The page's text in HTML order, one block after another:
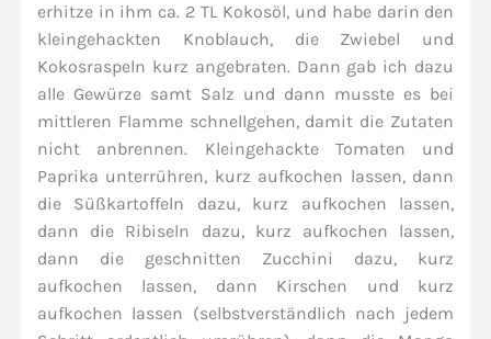
erhitze in ihm ca. 2 TL Kokosöl, und habe darin den
kleingehackten Knoblauch, die Zwiebel und
Kokosraspeln kurz angebraten. Dann gab ich dazu
alle Gewürze samt Salz und dann musste es bei
mittleren Flamme schnellgehen, damit die Zutaten
nicht anbrennen. Kleingehackte Tomaten und
Paprika unterrühren, kurz aufkochen lassen, dann
die Süßkartoffeln dazu, kurz aufkochen lassen,
dann die Ribiseln dazu, kurz aufkochen lassen,
dann die geschnitten Zucchini dazu, kurz
aufkochen lassen, dann Kirschen und kurz
aufkochen lassen (selbstverständlich nach jedem